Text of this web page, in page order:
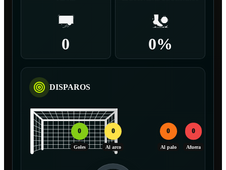
0 0%
DISPAROS
0
Goles
0
Al arco
0
Al palo
0
Afuera